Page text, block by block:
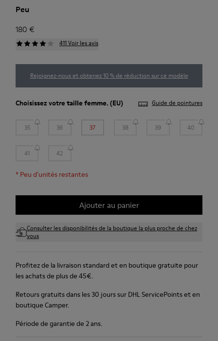
Peu
180 €
411 Voir les avis
Rejoignez-nous et obtenez 10 % de réduction sur ce modèle
Choisissez votre taille femme. (EU) Guide de pointures
35 36 37 38 39 40
41 42
* Peu d’unités restantes
Ajouter au panier
Consulter les disponibilités de la boutique la plus proche de chez
vous
Profitez de la livraison standard et en boutique gratuite pour
les achats de plus de 45€.
Retours gratuits dans les 30 jours sur DHL ServicePoints et en
boutique Camper.
Période de garantie de 2 ans.